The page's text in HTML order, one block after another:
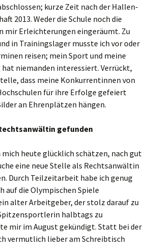
kurze Zeit nach der Hallen-
2013. Weder die Schule noch die
mir Erleichterungen eingeräumt. Zu
in Trainingslager musste ich vor oder
reisen; mein Sport und meine
niemanden interessiert. Verrückt,
dass meine Konkurrentinnen von
für ihre Erfolge gefeiert
an Ehrenplätzen hängen.
gefunden
mich heute glücklich schätzen, nach gut
eine neue Stelle als Rechtsanwältin
Durch Teilzeitarbeit habe ich genug
auf die Olympischen Spiele
alter Arbeitgeber, der stolz darauf zu
halbtags zu
mir im August gekündigt. Statt bei der
vermutlich lieber am Schreibtisch